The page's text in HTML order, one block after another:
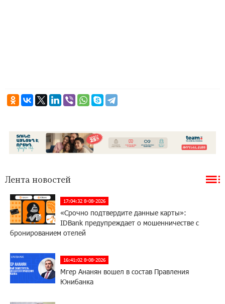
Лента новостей
17:04:32 8-08-2026
«Срочно подтвердите данные карты»:
IDBank предупреждает о мошенничестве с
бронированием отелей
16:41:02 8-08-2026
Мгер Ананян вошел в состав Правления
Юнибанка